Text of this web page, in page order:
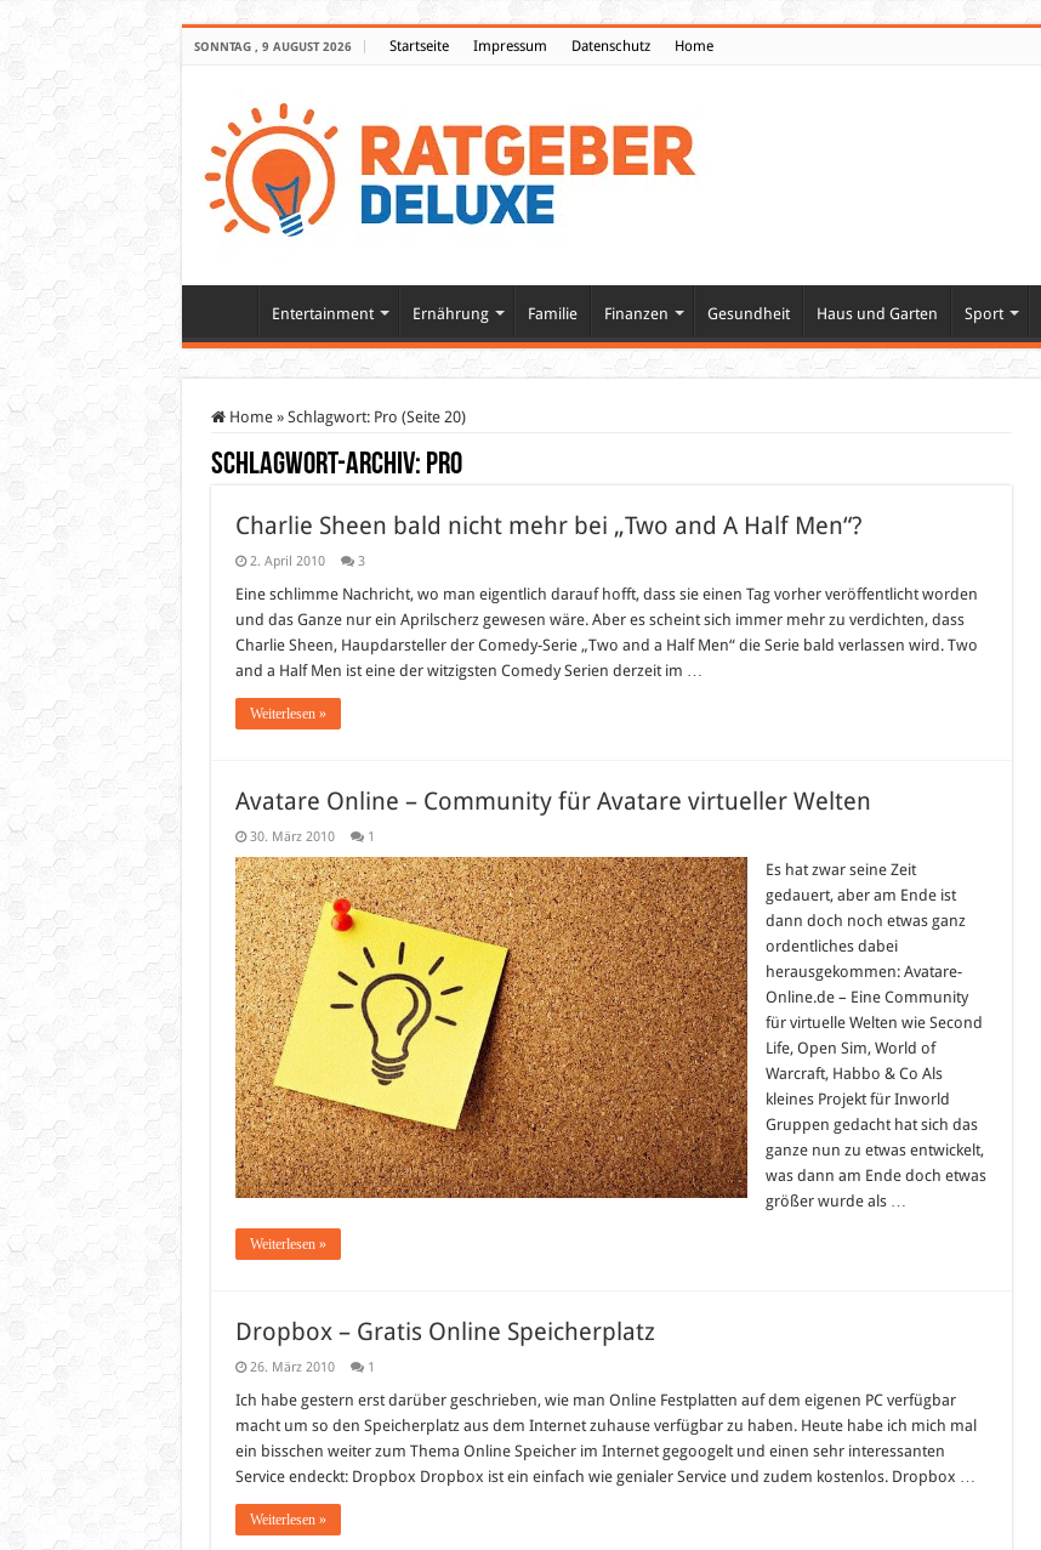
SONNTAG , 9 AUGUST 2026 Startseite Impressum Datenschutz Home
Entertainment Ernährung Familie Finanzen Gesundheit Haus und Garten Sport
Home » Schlagwort: Pro (Seite 20)
Schlagwort-Archiv: Pro
Charlie Sheen bald nicht mehr bei „Two and A Half Men“?
2. April 2010 3
Eine schlimme Nachricht, wo man eigentlich darauf hofft, dass sie einen Tag vorher veröffentlicht worden
und das Ganze nur ein Aprilscherz gewesen wäre. Aber es scheint sich immer mehr zu verdichten, dass
Charlie Sheen, Haupdarsteller der Comedy-Serie „Two and a Half Men“ die Serie bald verlassen wird. Two
and a Half Men ist eine der witzigsten Comedy Serien derzeit im …
Weiterlesen »
Avatare Online – Community für Avatare virtueller Welten
30. März 2010 1
Es hat zwar seine Zeit
gedauert, aber am Ende ist
dann doch noch etwas ganz
ordentliches dabei
herausgekommen: Avatare-
Online.de – Eine Community
für virtuelle Welten wie Second
Life, Open Sim, World of
Warcraft, Habbo & Co Als
kleines Projekt für Inworld
Gruppen gedacht hat sich das
ganze nun zu etwas entwickelt,
was dann am Ende doch etwas
größer wurde als …
Weiterlesen »
Dropbox – Gratis Online Speicherplatz
26. März 2010 1
Ich habe gestern erst darüber geschrieben, wie man Online Festplatten auf dem eigenen PC verfügbar
macht um so den Speicherplatz aus dem Internet zuhause verfügbar zu haben. Heute habe ich mich mal
ein bisschen weiter zum Thema Online Speicher im Internet gegoogelt und einen sehr interessanten
Service endeckt: Dropbox Dropbox ist ein einfach wie genialer Service und zudem kostenlos. Dropbox …
Weiterlesen »